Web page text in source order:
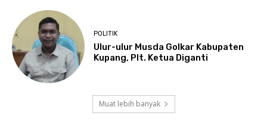
POLITIK
Ulur-ulur Musda Golkar Kabupaten
Kupang, Plt. Ketua Diganti
Muat lebih banyak